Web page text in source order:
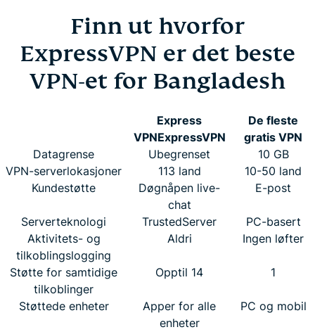
Finn ut hvorfor
ExpressVPN er det beste
VPN-et for Bangladesh
Express
VPNExpressVPN
De fleste
gratis VPN
Datagrense
Ubegrenset
10 GB
VPN-serverlokasjoner
113 land
10-50 land
Kundestøtte
Døgnåpen live-
chat
E-post
Serverteknologi TrustedServer
PC-basert
Aktivitets- og
tilkoblingslogging
Aldri Ingen løfter
Støtte for samtidige
tilkoblinger
Opptil 14 1
Støttede enheter
Apper for alle
enheter
PC og mobil